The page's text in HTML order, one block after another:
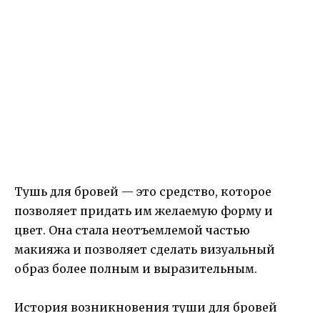
Тушь для бровей — это средство, которое
позволяет придать им желаемую форму и
цвет. Она стала неотъемлемой частью
макияжа и позволяет сделать визуальный
образ более полным и выразительным.
История возникновения туши для бровей